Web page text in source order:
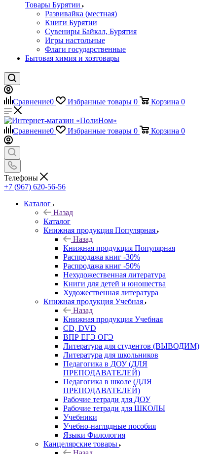
Товары Бурятии
Развивайка (местная)
Книги Бурятии
Сувениры Байкал, Бурятия
Игры настольные
Флаги государственные
Бытовая химия и хозтовары
Сравнение0 Избранные товары 0 Корзина 0
Сравнение0 Избранные товары 0 Корзина 0
Телефоны
+7 (967) 620-56-56
Каталог
Назад
Каталог
Книжная продукция Популярная
Назад
Книжная продукция Популярная
Распродажа книг -30%
Распродажа книг -50%
Нехудожественная литература
Книги для детей и юношества
Художественная литература
Книжная продукция Учебная
Назад
Книжная продукция Учебная
CD, DVD
ВПР ЕГЭ ОГЭ
Литература для студентов (ВЫВОДИМ)
Литература для школьников
Педагогика в ДОУ (ДЛЯ
ПРЕПОДАВАТЕЛЕЙ)
Педагогика в школе (ДЛЯ
ПРЕПОДАВАТЕЛЕЙ)
Рабочие тетради для ДОУ
Рабочие тетради для ШКОЛЫ
Учебники
Учебно-наглядные пособия
Языки Филология
Канцелярские товары